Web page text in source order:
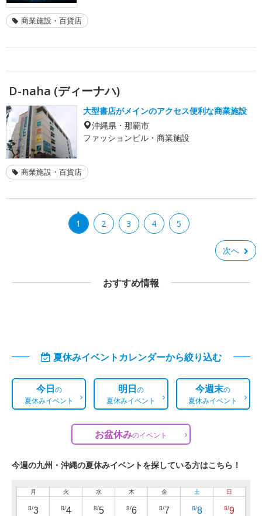
商業施設・百貨店
D-naha (ディーナハ)
大型書店がメインのアクセス便利な商業施設
沖縄県・那覇市
ファッションビル・商業施設
商業施設・百貨店
1 2 3 4 5
次へ
おすすめ情報
夏休みイベントカレンダーから絞り込む
今日の
夏休みイベント
明日の
夏休みイベント
今週末の
夏休みイベント
お盆休みのイベント
今週の九州・沖縄の夏休みイベントを探している方はこちら！
月
8/3
火
8/4
水
8/5
木
8/6
金
8/7
土
8/8
日
8/9